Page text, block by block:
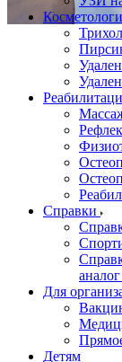
Справки
Для
Детям